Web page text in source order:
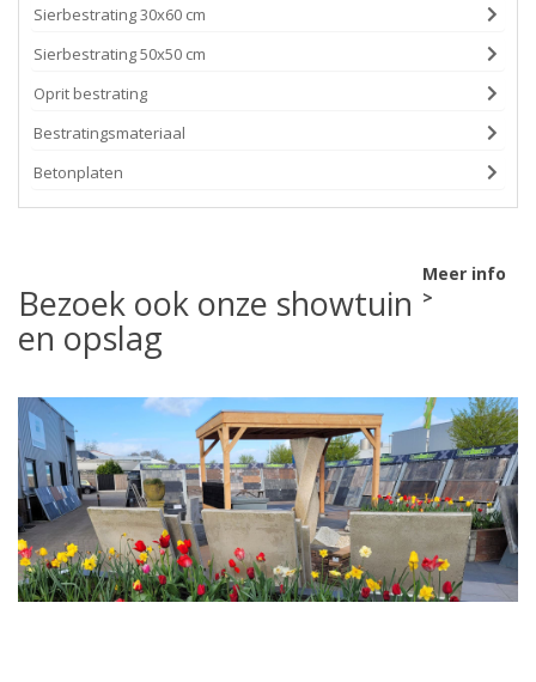
Sierbestrating 30x60 cm
Sierbestrating 50x50 cm
Oprit bestrating
Bestratingsmateriaal
Betonplaten
Bezoek ook onze showtuin
en opslag
Meer info
>